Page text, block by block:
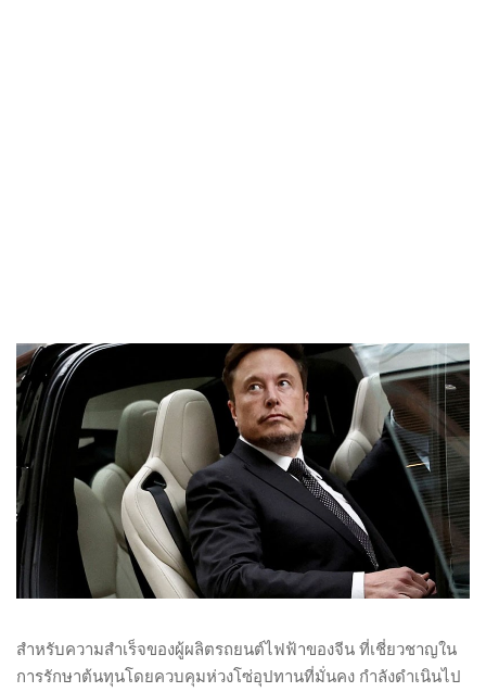
สำหรับความสำเร็จของผู้ผลิตรถยนต์ไฟฟ้าของจีน ที่เชี่ยวชาญใน
การรักษาต้นทุนโดยควบคุมห่วงโซ่อุปทานที่มั่นคง กำลังดำเนินไป